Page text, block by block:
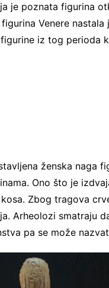
je poznata figurina
Venere
iz tog perioda
ženska naga
Ono što je
Zbog tragova
Arheolozi smatraju
pa se može